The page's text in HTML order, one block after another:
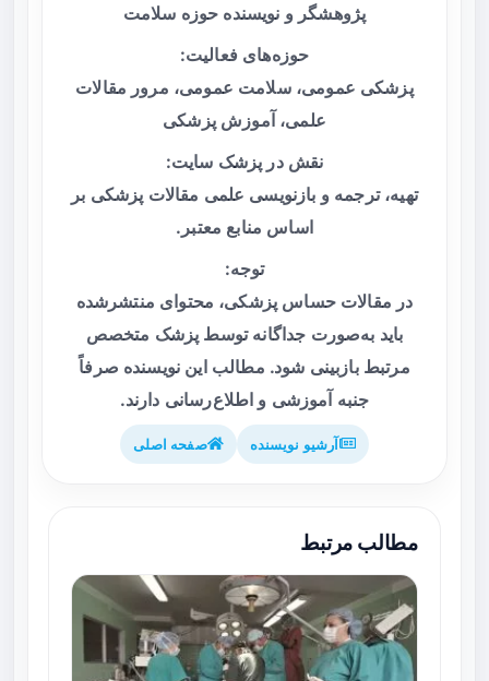
پژوهشگر و نویسنده حوزه سلامت
حوزه‌های فعالیت:
پزشکی عمومی، سلامت عمومی، مرور مقالات
علمی، آموزش پزشکی
نقش در پزشک سایت:
تهیه، ترجمه و بازنویسی علمی مقالات پزشکی بر
اساس منابع معتبر.
توجه:
در مقالات حساس پزشکی، محتوای منتشرشده
باید به‌صورت جداگانه توسط پزشک متخصص
مرتبط بازبینی شود. مطالب این نویسنده صرفاً
جنبه آموزشی و اطلاع‌رسانی دارند.
آرشیو نویسنده صفحه اصلی
مطالب مرتبط